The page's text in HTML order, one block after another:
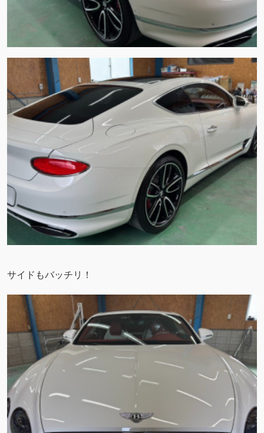
サイドもバッチリ！